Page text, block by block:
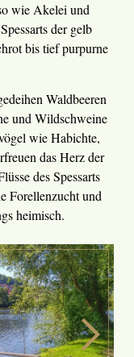
wie Akelei und
der gelb
bis tief purpurne
Waldbeeren
und Wildschweine
wie Habichte,
das Herz der
des Spessarts
Forellenzucht und
heimisch.